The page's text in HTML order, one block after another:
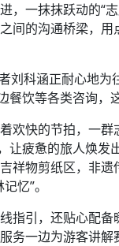
一抹抹跃动的“
间的沟通桥梁，
科涵正耐心地为
饮等各类咨询，
欢快的节拍，一
疲惫的旅人焕发
祥物剪纸区，非
忆”。
指引，还贴心配
务一边为游客讲